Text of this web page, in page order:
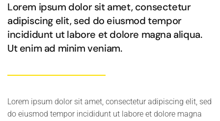
Lorem ipsum dolor sit amet, consectetur
adipiscing elit, sed do eiusmod tempor
incididunt ut labore et dolore magna aliqua.
Ut enim ad minim veniam.
Lorem ipsum dolor sit amet, consectetur adipiscing elit, sed
do eiusmod tempor incididunt ut labore et dolore magna